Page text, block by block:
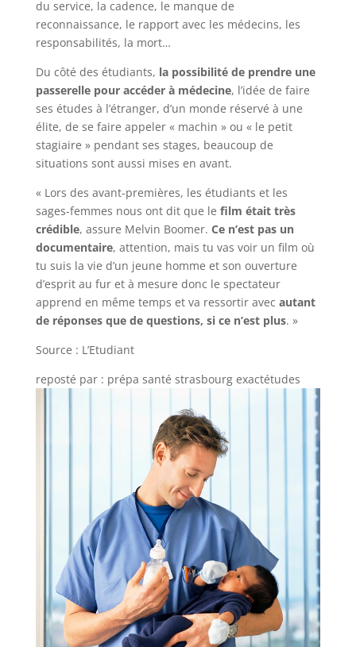
du service, la cadence, le manque de
reconnaissance, le rapport avec les médecins, les
responsabilités, la mort…
Du côté des étudiants, la possibilité de prendre une
passerelle pour accéder à médecine, l’idée de faire
ses études à l’étranger, d’un monde réservé à une
élite, de se faire appeler « machin » ou « le petit
stagiaire » pendant ses stages, beaucoup de
situations sont aussi mises en avant.
« Lors des avant-premières, les étudiants et les
sages-femmes nous ont dit que le film était très
crédible, assure Melvin Boomer. Ce n’est pas un
documentaire, attention, mais tu vas voir un film où
tu suis la vie d’un jeune homme et son ouverture
d’esprit au fur et à mesure donc le spectateur
apprend en même temps et va ressortir avec autant
de réponses que de questions, si ce n’est plus. »
Source : L’Etudiant
reposté par : prépa santé strasbourg exactétudes